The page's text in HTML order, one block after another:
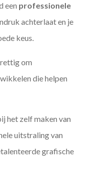
een professionele
achterlaat en je
keus.
om
die helpen
het zelf maken van
uitstraling van
grafische